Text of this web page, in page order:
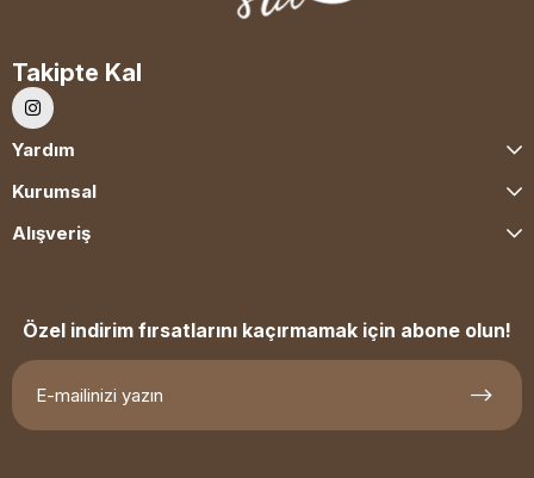
Takipte Kal
Yardım
Kurumsal
Alışveriş
Özel indirim fırsatlarını kaçırmamak için abone olun!